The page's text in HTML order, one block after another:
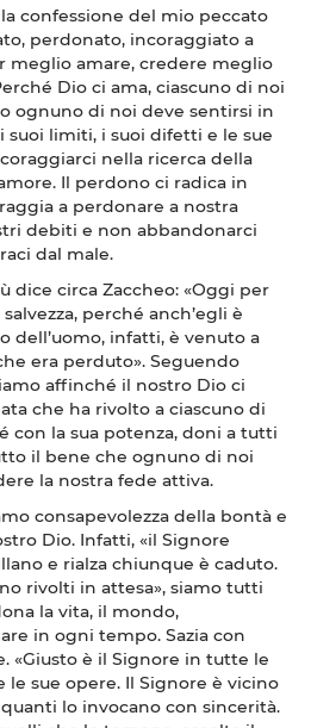
confessione del mio peccato
perdonato, incoraggiato a
meglio amare, credere meglio
Dio ci ama, ciascuno di noi
ognuno di noi deve sentirsi in
suoi limiti, i suoi difetti e le sue
nella ricerca della
Il perdono ci radica in
a perdonare a nostra
debiti e non abbandonarci
dal male.
dice circa Zaccheo: «Oggi per
perché anch’egli è
dell’uomo, infatti, è venuto a
era perduto». Seguendo
affinché il nostro Dio ci
che ha rivolto a ciascuno di
con la sua potenza, doni a tutti
il bene che ognuno di noi
la nostra fede attiva.
consapevolezza della bontà e
Dio. Infatti, «il Signore
e rialza chiunque è caduto.
rivolti in attesa», siamo tutti
la vita, il mondo,
in ogni tempo. Sazia con
«Giusto è il Signore in tutte le
sue opere. Il Signore è vicino
lo invocano con sincerità.